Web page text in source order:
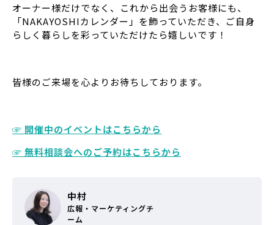
オーナー様だけでなく、これから出会うお客様にも、
「NAKAYOSHIカレンダー」を飾っていただき、ご自身
らしく暮らしを彩っていただけたら嬉しいです！
皆様のご来場を心よりお待ちしております。
☞ 開催中のイベントはこちらから
☞ 無料相談会へのご予約はこちらから
中村
広報・マーケティングチ
ーム